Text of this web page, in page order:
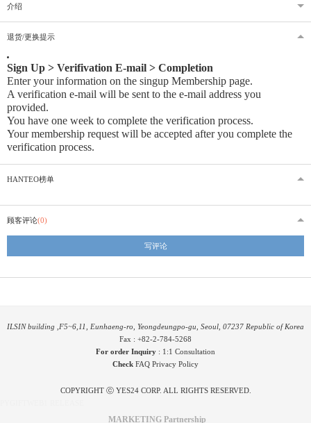
介绍
退货/更换提示
Sign Up > Verifivation E-mail > Completion
Enter your information on the singup Membership page.
A verification e-mail will be sent to the e-mail address you
provided.
You have one week to complete the verification process.
Your membership request will be accepted after you complete the
verification process.
HANTEO榜单
顾客评论(0)
写评论
ILSIN building ,F5~6,11, Eunhaeng-ro, Yeongdeungpo-gu, Seoul, 07237 Republic of Korea
Fax : +82-2-784-5268
For order Inquiry : 1:1 Consultation
Check FAQ Privacy Policy
COPYRIGHT ⓒ YES24 CORP. ALL RIGHTS RESERVED.
MARKETING Partnership